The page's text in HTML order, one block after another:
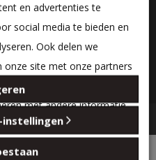
- €0,00
en advertenties te
social media te bieden en
Ook delen we
site met onze partners
analyse. Deze partners
met andere informatie
ze hebben verzameld op